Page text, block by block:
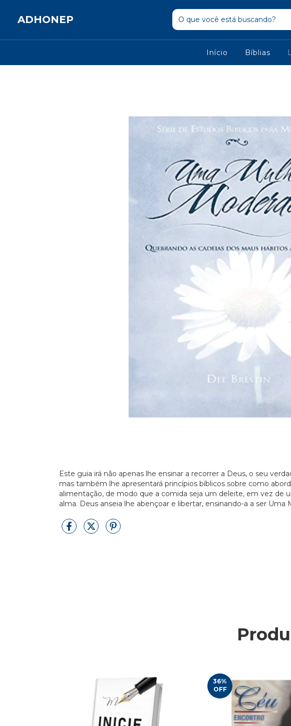
ADHONEP
Início Bíblias
Este guia irá não apenas lhe ensinar a recorrer a Deus, o seu
mas também lhe apresentará princípios bíblicos sobre como
alimentação, de modo que a comida seja um deleite, em vez de
alma. Deus anseia lhe abençoar e libertar, ensinando-a a ser Uma
36%
OFF